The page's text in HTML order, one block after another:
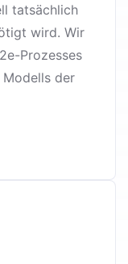
tatsächlich
wird. Wir
Prozesses
Modells der